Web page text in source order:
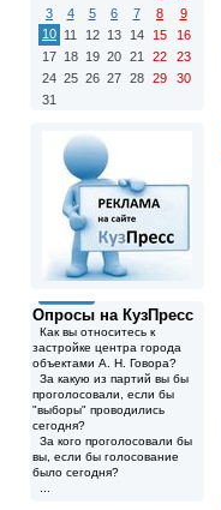
3
4 5 6 7 8
9
10 11 12 13 14 15
16
17 18 19 20 21 22
23
24 25 26 27 28 29
30
31
Опросы на КузПресс
Как вы относитесь к
застройке центра города
объектами А. Н. Говора?
За какую из партий вы бы
проголосовали, если бы
"выборы" проводились
сегодня?
За кого проголосовали бы
вы, если бы голосование
было сегодня?